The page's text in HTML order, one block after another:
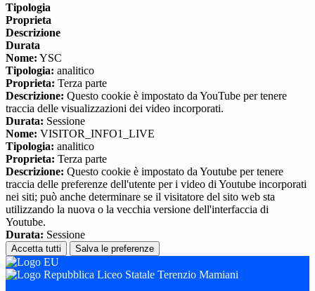
Tipologia
Proprieta
Descrizione
Durata
Nome: YSC
Tipologia: analitico
Proprieta: Terza parte
Descrizione: Questo cookie è impostato da YouTube per tenere
traccia delle visualizzazioni dei video incorporati.
Durata: Sessione
Nome: VISITOR_INFO1_LIVE
Tipologia: analitico
Proprieta: Terza parte
Descrizione: Questo cookie è impostato da Youtube per tenere
traccia delle preferenze dell'utente per i video di Youtube incorporati
nei siti; può anche determinare se il visitatore del sito web sta
utilizzando la nuova o la vecchia versione dell'interfaccia di
Youtube.
Durata: Sessione
Accetta tutti Salva le preferenze
Liceo Statale Terenzio Mamiani